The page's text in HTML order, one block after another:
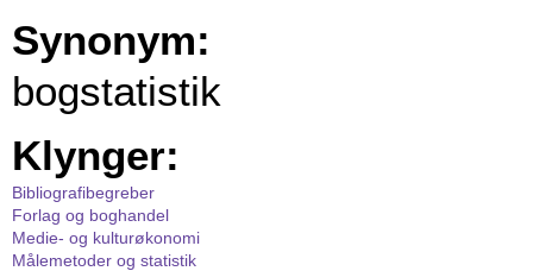
Synonym:
bogstatistik
Klynger:
Bibliografibegreber
Forlag og boghandel
Medie- og kulturøkonomi
Målemetoder og statistik